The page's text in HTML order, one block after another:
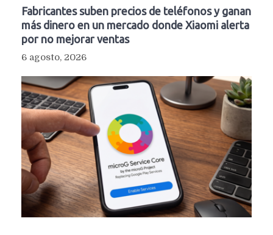
Fabricantes suben precios de teléfonos y ganan
más dinero en un mercado donde Xiaomi alerta
por no mejorar ventas
6 agosto, 2026